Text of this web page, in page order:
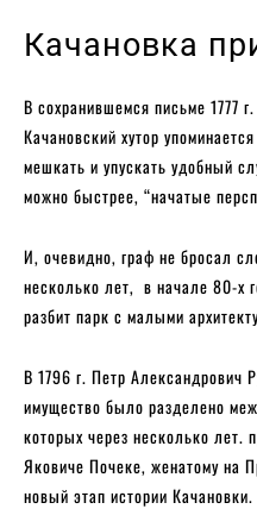
Качановка
В сохранившемся письме 1777
Качановский хутор
мешкать и упускать удобный
можно быстрее, “начатые
И, очевидно, граф не бросал
несколько лет, в начале 80-х
разбит парк с малыми
В 1796 г. Петр Александрович
имущество было разделено
которых через несколько лет.
Яковиче Почеке, женатому на
новый этап истории Качановки.